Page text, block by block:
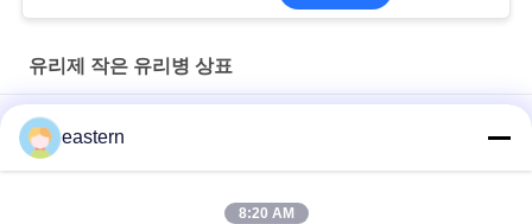
유리제 작은 유리병 상표
Somatropin HG 176-191 2mlx10 레이블이 있는 유리 바이알
전 세트 Paer Instrution를 가진 tren 아세테이트 작은 유리병 작은
eastern
8:20 AM